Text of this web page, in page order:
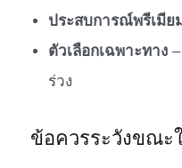
ประสบการณ์พรีเมีย
ตัวเลือกเฉพาะทาง
ร่วง
ข้อควรระวังขณะ